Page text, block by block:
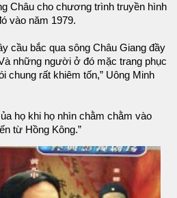
Châu cho chương trình truyền hình
vào năm 1979.
cầu bắc qua sông Châu Giang đầy
những người ở đó mặc trang phục
chung rất khiêm tốn,” Uông Minh
họ khi họ nhìn chằm chằm vào
từ Hồng Kông.”